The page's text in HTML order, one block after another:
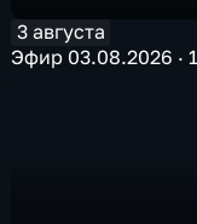
3 августа
Эфир 03.08.2026 ·